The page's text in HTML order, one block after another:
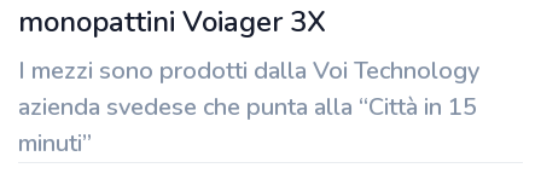
monopattini Voiager 3X
I mezzi sono prodotti dalla Voi Technology
azienda svedese che punta alla “Città in 15
minuti”